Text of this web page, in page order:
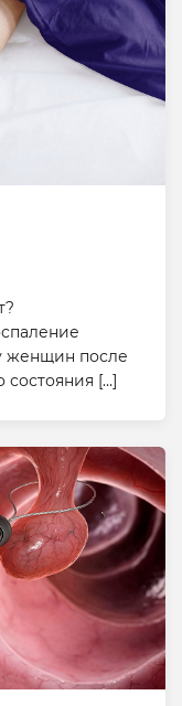
женщин после
состояния […]